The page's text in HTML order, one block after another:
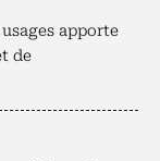
apporte
de